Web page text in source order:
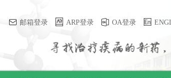
邮箱登录 ARP登录 OA登录